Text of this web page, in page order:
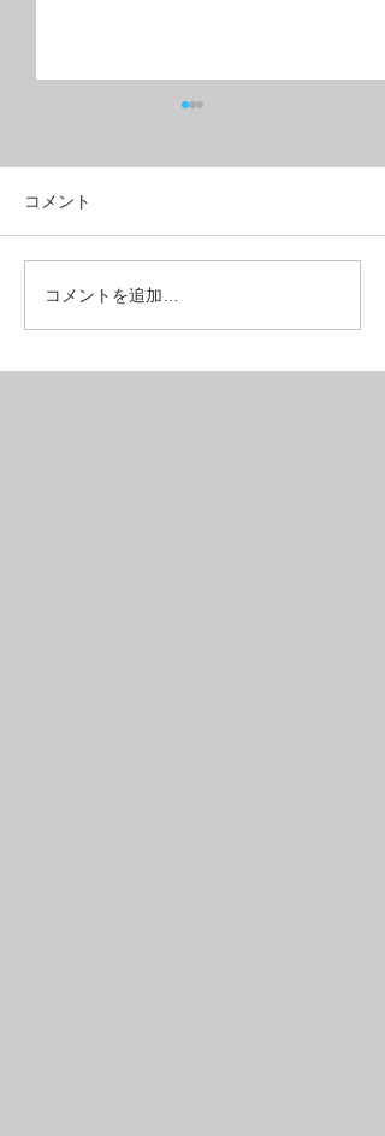
クラシカルフォルムのデ
ィスクブレーキがお得に
コメント
コメントを追加…